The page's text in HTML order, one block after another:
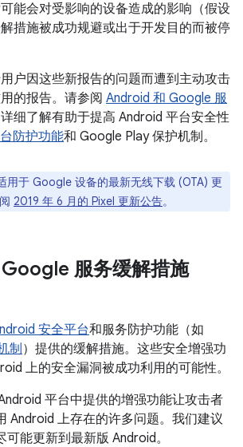
能会对受影响的设备造成的影响（假设
措施被成功规避或出于开发目的而被停
户因这些新报告的问题而遭到主动攻击
的报告。请参阅 Android 和 Google 服
细了解有助于提高 Android 平台安全性
防护功能和 Google Play 保护机制。
用于 Google 设备的最新无线下载 (OTA) 更
2019 年 6 月的 Pixel 更新公告。
服务缓解措施
安全平台和服务防护功能（如
制）提供的缓解措施。这些安全增强功
上的安全漏洞被成功利用的可能性。
平台中提供的增强功能让攻击者
Android 上存在的许多问题。我们建议
可能更新到最新版 Android。